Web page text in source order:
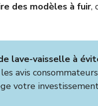
des modèles à fuir,
lave-vaisselle à
avis
votre